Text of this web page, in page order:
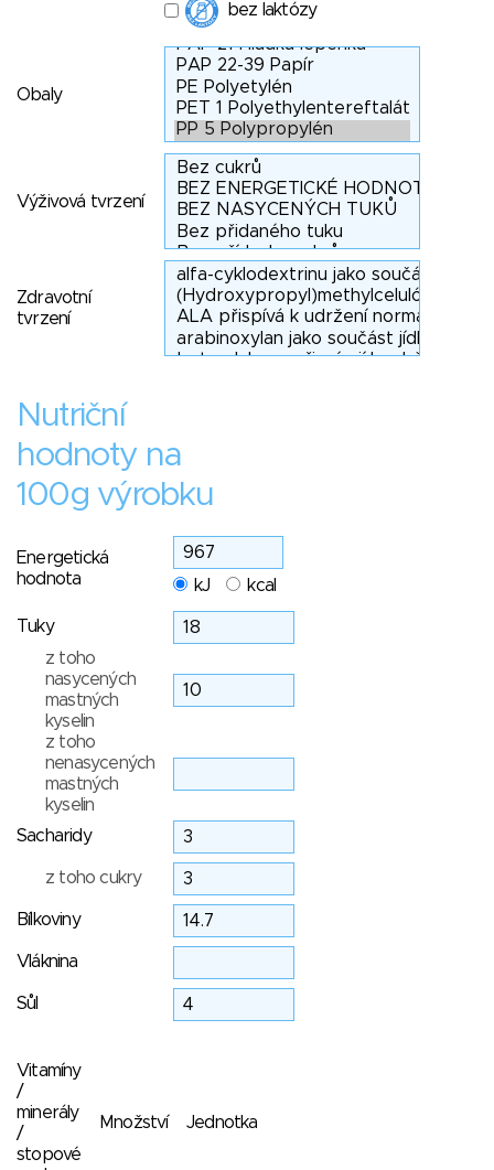
bez laktózy
Obaly
Výživová tvrzení
Zdravotní
tvrzení
Nutriční
hodnoty na
100g výrobku
Energetická
hodnota
kJ kcal
Tuky
z toho
nasycených
mastných
kyselin
z toho
nenasycených
mastných
kyselin
Sacharidy
z toho cukry
Bílkoviny
Vláknina
Sůl
Vitamíny
/
minerály
/
stopové
Množství Jednotka